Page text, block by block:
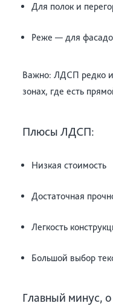
Для полок и
Реже — для
Важно: ЛДСП редко
зонах, где есть
Плюсы ЛДСП:
Низкая стоимость
Достаточная
Легкость
Большой выбор
Главный минус,